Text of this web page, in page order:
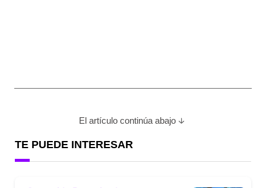
El artículo continúa abajo
TE PUEDE INTERESAR